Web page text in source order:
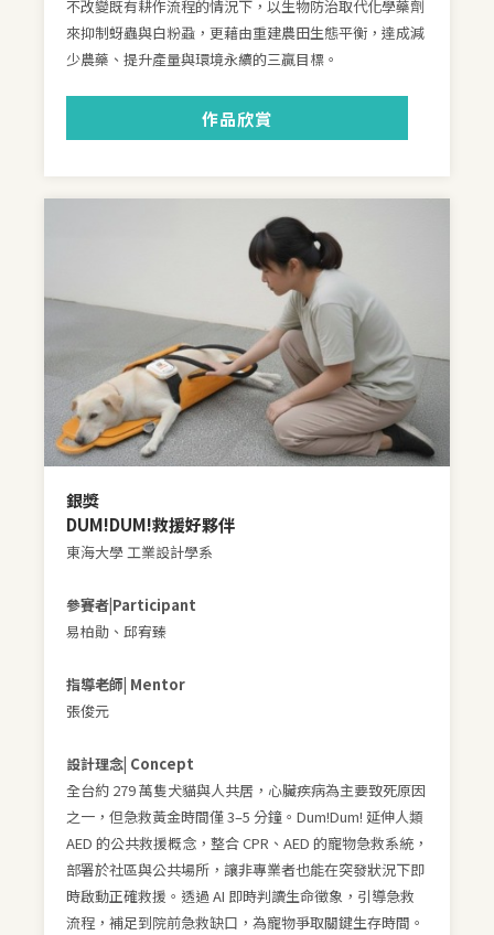
不改變既有耕作流程的情況下，以生物防治取代化學藥劑
來抑制蚜蟲與白粉蝨，更藉由重建農田生態平衡，達成減
少農藥、提升產量與環境永續的三贏目標。
作品欣賞
銀獎
DUM!DUM!救援好夥伴
東海大學 工業設計學系
參賽者|Participant
易柏勛、邱宥臻
指導老師| Mentor
張俊元
設計理念| Concept
全台約 279 萬隻犬貓與人共居，心臟疾病為主要致死原因
之一，但急救黃金時間僅 3–5 分鐘。Dum!Dum! 延伸人類
AED 的公共救援概念，整合 CPR、AED 的寵物急救系統，
部署於社區與公共場所，讓非專業者也能在突發狀況下即
時啟動正確救援。透過 AI 即時判讀生命徵象，引導急救
流程，補足到院前急救缺口，為寵物爭取關鍵生存時間。